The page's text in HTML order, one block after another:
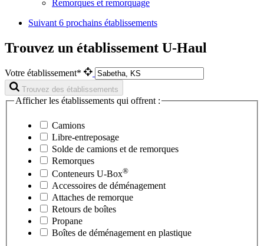
Remorques et remorquage
Suivant 6 prochains établissements
Trouvez un établissement U-Haul
Votre établissement*
Trouvez des établissements
Afficher les établissements qui offrent :
Camions
Libre-entreposage
Solde de camions et de remorques
Remorques
Conteneurs U-Box®
Accessoires de déménagement
Attaches de remorque
Retours de boîtes
Propane
Boîtes de déménagement en plastique